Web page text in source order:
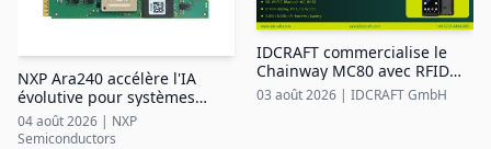
NXP Ara240 accélère l'IA
évolutive pour systèmes
industriels en périphérie
04 août 2026 | NXP
Semiconductors
IDCRAFT commercialise le
Chainway MC80 avec RFID
UHF intégrée dans la région
03 août 2026 | IDCRAFT GmbH